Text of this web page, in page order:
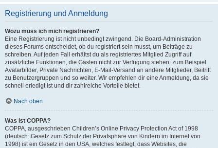
Registrierung und Anmeldung
Wozu muss ich mich registrieren?
Eine Registrierung ist nicht unbedingt zwingend. Die Board-Administration
dieses Forums entscheidet, ob du registriert sein musst, um Beiträge zu
schreiben. Auf jeden Fall erhältst du als registriertes Mitglied Zugriff auf
zusätzliche Funktionen, die Gästen nicht zur Verfügung stehen: zum Beispiel
Avatarbilder, Private Nachrichten, E-Mail-Versand an andere Mitglieder, Beitritt
zu Benutzergruppen und so weiter. Wir empfehlen dir eine Anmeldung, da sie
schnell erledigt ist und dir zahlreiche Vorteile bietet.
Nach oben
Was ist COPPA?
COPPA, ausgeschrieben Children’s Online Privacy Protection Act of 1998
(deutsch: Gesetz zum Schutz der Privatsphäre von Kindern im Internet von
1998) ist ein Gesetz in den USA, welches festlegt, dass Websites, die